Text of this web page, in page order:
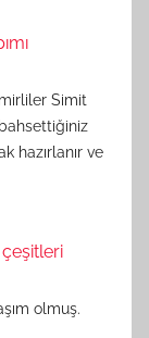
Simit
hazırlanır ve
olmuş.